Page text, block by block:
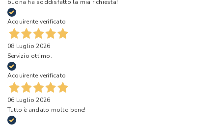
buona ha soddisfatto la mia richiesta!
Acquirente verificato
08 Luglio 2026
Servizio ottimo.
Acquirente verificato
06 Luglio 2026
Tutto è andato molto bene!